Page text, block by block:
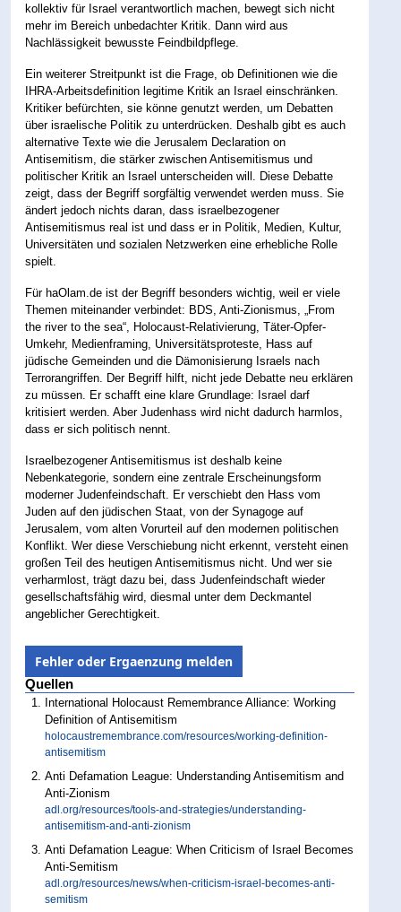
kollektiv für Israel verantwortlich machen, bewegt sich nicht
mehr im Bereich unbedachter Kritik. Dann wird aus
Nachlässigkeit bewusste Feindbildpflege.
Ein weiterer Streitpunkt ist die Frage, ob Definitionen wie die
IHRA-Arbeitsdefinition legitime Kritik an Israel einschränken.
Kritiker befürchten, sie könne genutzt werden, um Debatten
über israelische Politik zu unterdrücken. Deshalb gibt es auch
alternative Texte wie die Jerusalem Declaration on
Antisemitism, die stärker zwischen Antisemitismus und
politischer Kritik an Israel unterscheiden will. Diese Debatte
zeigt, dass der Begriff sorgfältig verwendet werden muss. Sie
ändert jedoch nichts daran, dass israelbezogener
Antisemitismus real ist und dass er in Politik, Medien, Kultur,
Universitäten und sozialen Netzwerken eine erhebliche Rolle
spielt.
Für haOlam.de ist der Begriff besonders wichtig, weil er viele
Themen miteinander verbindet: BDS, Anti-Zionismus, „From
the river to the sea“, Holocaust-Relativierung, Täter-Opfer-
Umkehr, Medienframing, Universitätsproteste, Hass auf
jüdische Gemeinden und die Dämonisierung Israels nach
Terrorangriffen. Der Begriff hilft, nicht jede Debatte neu erklären
zu müssen. Er schafft eine klare Grundlage: Israel darf
kritisiert werden. Aber Judenhass wird nicht dadurch harmlos,
dass er sich politisch nennt.
Israelbezogener Antisemitismus ist deshalb keine
Nebenkategorie, sondern eine zentrale Erscheinungsform
moderner Judenfeindschaft. Er verschiebt den Hass vom
Juden auf den jüdischen Staat, von der Synagoge auf
Jerusalem, vom alten Vorurteil auf den modernen politischen
Konflikt. Wer diese Verschiebung nicht erkennt, versteht einen
großen Teil des heutigen Antisemitismus nicht. Und wer sie
verharmlost, trägt dazu bei, dass Judenfeindschaft wieder
gesellschaftsfähig wird, diesmal unter dem Deckmantel
angeblicher Gerechtigkeit.
Fehler oder Ergaenzung melden
Quellen
International Holocaust Remembrance Alliance: Working
Definition of Antisemitism
holocaustremembrance.com/resources/working-definition-
antisemitism
Anti Defamation League: Understanding Antisemitism and
Anti-Zionism
adl.org/resources/tools-and-strategies/understanding-
antisemitism-and-anti-zionism
Anti Defamation League: When Criticism of Israel Becomes
Anti-Semitism
adl.org/resources/news/when-criticism-israel-becomes-anti-
semitism